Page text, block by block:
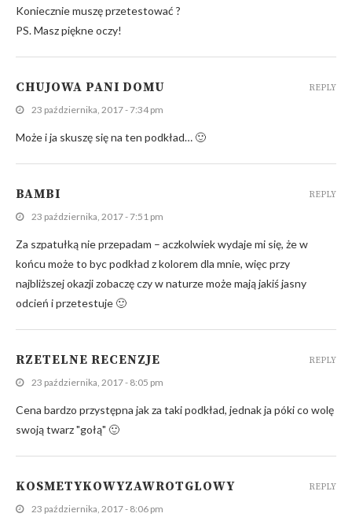
Koniecznie muszę przetestować ?
PS. Masz piękne oczy!
CHUJOWA PANI DOMU
23 października, 2017 - 7:34 pm
Może i ja skuszę się na ten podkład… 🙂
REPLY
BAMBI
23 października, 2017 - 7:51 pm
Za szpatułką nie przepadam – aczkolwiek wydaje mi się, że w
końcu może to byc podkład z kolorem dla mnie, więc przy
najbliższej okazji zobaczę czy w naturze może mają jakiś jasny
odcień i przetestuje 🙂
REPLY
RZETELNE RECENZJE
23 października, 2017 - 8:05 pm
Cena bardzo przystępna jak za taki podkład, jednak ja póki co wolę
swoją twarz "gołą" 🙂
REPLY
KOSMETYKOWYZAWROTGLOWY
23 października, 2017 - 8:06 pm
REPLY